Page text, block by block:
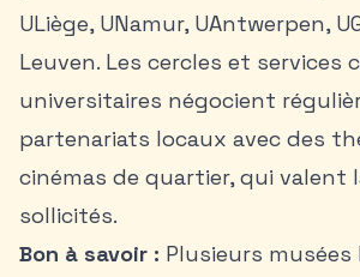
ULiège, UNamur, UAntwerpen,
Leuven. Les cercles et services
universitaires négocient
partenariats locaux avec des
cinémas de quartier, qui valent
sollicités.
Bon à savoir : Plusieurs